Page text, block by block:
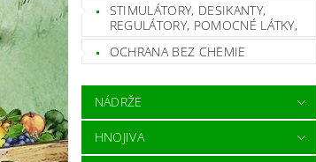
STIMULÁTORY, DESIKANTY,
REGULÁTORY, POMOCNÉ LÁTKY,
OCHRANA BEZ CHEMIE
NÁDRŽE
HNOJIVA